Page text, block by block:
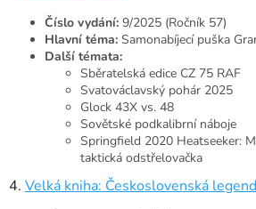
Číslo vydání: 9/2025 (Ročník 57)
Hlavní téma: Samonabíjecí puška
Další témata:
Sběratelská edice CZ 75 RAF
Svatováclavský pohár 2025
Glock 43X vs. 48
Sovětské podkalibrní náboje
Springfield 2020 Heatseeker:
taktická odstřelovačka
4. Velká kniha: Československá